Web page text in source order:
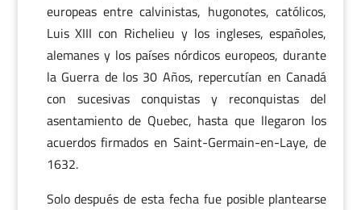
europeas entre calvinistas, hugonotes, católicos,
Luis XIII con Richelieu y los ingleses, españoles,
alemanes y los países nórdicos europeos, durante
la Guerra de los 30 Años, repercutían en Canadá
con sucesivas conquistas y reconquistas del
asentamiento de Quebec, hasta que llegaron los
acuerdos firmados en Saint-Germain-en-Laye, de
1632.
Solo después de esta fecha fue posible plantearse